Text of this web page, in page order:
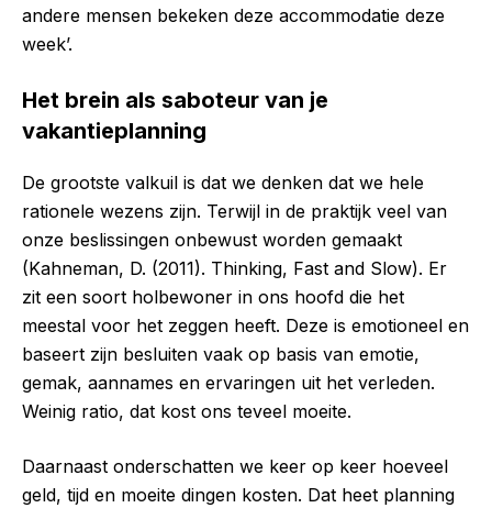
andere mensen bekeken deze accommodatie deze
week’.
Het brein als saboteur van je
vakantieplanning
De grootste valkuil is dat we denken dat we hele
rationele wezens zijn. Terwijl in de praktijk veel van
onze beslissingen onbewust worden gemaakt
(Kahneman, D. (2011). Thinking, Fast and Slow). Er
zit een soort holbewoner in ons hoofd die het
meestal voor het zeggen heeft. Deze is emotioneel en
baseert zijn besluiten vaak op basis van emotie,
gemak, aannames en ervaringen uit het verleden.
Weinig ratio, dat kost ons teveel moeite.
Daarnaast onderschatten we keer op keer hoeveel
geld, tijd en moeite dingen kosten. Dat heet planning